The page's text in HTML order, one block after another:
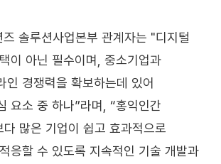
솔루션사업본부 관계자는 "디지털
이 아닌 필수이며, 중소기업과
인 경쟁력을 확보하는데 있어
요소 중 하나”라며, “홍익인간
많은 기업이 쉽고 효과적으로
응할 수 있도록 지속적인 기술 개발과